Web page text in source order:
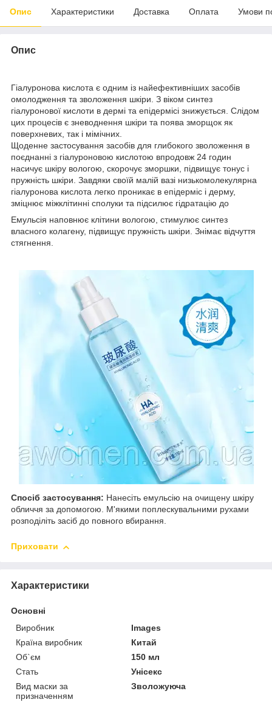
Опис Характеристики Доставка Оплата Умови
Опис
Гіалуронова кислота є одним із найефективніших засобів
омолодження та зволоження шкіри. З віком синтез
гіалуронової кислоти в дермі та епідермісі знижується. Слідом
цих процесів є зневоднення шкіри та поява зморщок як
поверхневих, так і мімічних.
Щоденне застосування засобів для глибокого зволоження в
поєднанні з гіалуроновою кислотою впродовж 24 годин
насичує шкіру вологою, скорочує зморшки, підвищує тонус і
пружність шкіри. Завдяки своїй малій вазі низькомолекулярна
гіалуронова кислота легко проникає в епідерміс і дерму,
зміцнює міжклітинні сполуки та підсилює гідратацію до
Емульсія наповнює клітини вологою, стимулює синтез
власного колагену, підвищує пружність шкіри. Знімає відчуття
стягнення.
Спосіб застосування: Нанесіть емульсію на очищену шкіру
обличчя за допомогою. М'якими поплескувальними рухами
розподіліть засіб до повного вбирання.
Приховати
Характеристики
Основні
Виробник
Images
Країна виробник
Китай
Об`єм
150 мл
Стать
Унісекс
Вид маски за
призначенням
Зволожуюча